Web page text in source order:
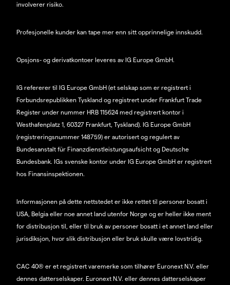
involverer risiko.
Profesjonelle kunder kan tape mer enn sitt opprinnelige innskudd.
Opsjons- og derivatkontoer leveres av IG Europe GmbH.
IG refererer til IG Europe GmbH (et selskap som er registrert i
Forbundsrepublikken Tyskland og registrert under Frankfurt Trade
Register under nummer HRB 115624 med registrert kontor i
Westhafenplatz 1, 60327 Frankfurt, Tyskland). IG Europe GmbH
(registreringsnummer 148759) er autorisert og regulert av
Bundesanstalt für Finanzdienstleistungsaufsicht og Deutsche
Bundesbank. IGs svenske kontor under IG Europe GmbH er registrert
hos Finansinspektionen.
Informasjonen på dette nettstedet er ikke rettet til personer bosatt i
USA, Belgia eller noe annet land utenfor Norge og er heller ikke ment
for distribusjon til, eller til bruk av personer bosatt i et annet land eller
jurisdiksjon, hvor slik distribusjon eller bruk skulle være lovstridig.
CAC 40® er et registrert varemerke som tilhører Euronext N.V. eller
dennes datterselskaper. Euronext N.V. eller dennes datterselskaper